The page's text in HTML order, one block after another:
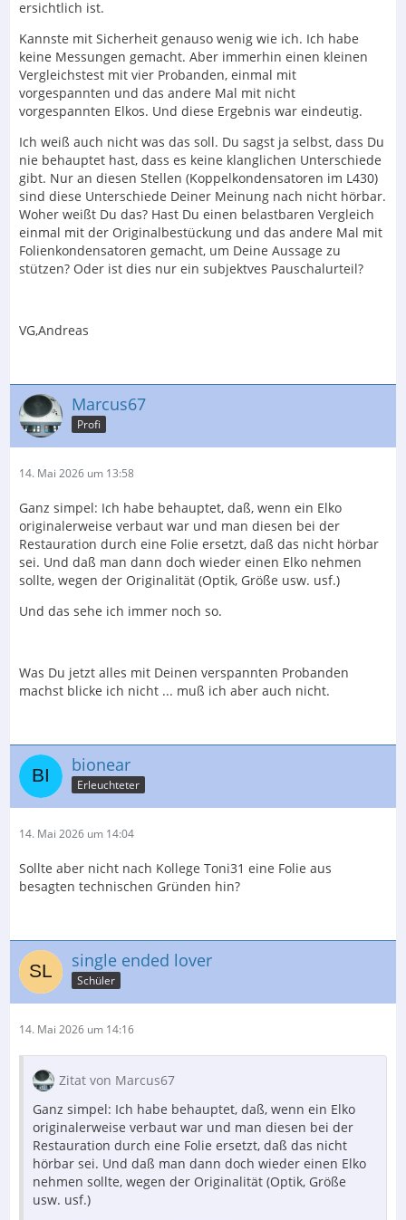
ersichtlich ist.
Kannste mit Sicherheit genauso wenig wie ich. Ich habe
keine Messungen gemacht. Aber immerhin einen kleinen
Vergleichstest mit vier Probanden, einmal mit
vorgespannten und das andere Mal mit nicht
vorgespannten Elkos. Und diese Ergebnis war eindeutig.
Ich weiß auch nicht was das soll. Du sagst ja selbst, dass Du
nie behauptet hast, dass es keine klanglichen Unterschiede
gibt. Nur an diesen Stellen (Koppelkondensatoren im L430)
sind diese Unterschiede Deiner Meinung nach nicht hörbar.
Woher weißt Du das? Hast Du einen belastbaren Vergleich
einmal mit der Originalbestückung und das andere Mal mit
Folienkondensatoren gemacht, um Deine Aussage zu
stützen? Oder ist dies nur ein subjektves Pauschalurteil?
VG,Andreas
Marcus67
Profi
14. Mai 2026 um 13:58
Ganz simpel: Ich habe behauptet, daß, wenn ein Elko
originalerweise verbaut war und man diesen bei der
Restauration durch eine Folie ersetzt, daß das nicht hörbar
sei. Und daß man dann doch wieder einen Elko nehmen
sollte, wegen der Originalität (Optik, Größe usw. usf.)
Und das sehe ich immer noch so.
Was Du jetzt alles mit Deinen verspannten Probanden
machst blicke ich nicht ... muß ich aber auch nicht.
bionear
Erleuchteter
14. Mai 2026 um 14:04
Sollte aber nicht nach Kollege Toni31 eine Folie aus
besagten technischen Gründen hin?
single ended lover
Schüler
14. Mai 2026 um 14:16
Zitat von Marcus67
Ganz simpel: Ich habe behauptet, daß, wenn ein Elko
originalerweise verbaut war und man diesen bei der
Restauration durch eine Folie ersetzt, daß das nicht
hörbar sei. Und daß man dann doch wieder einen Elko
nehmen sollte, wegen der Originalität (Optik, Größe
usw. usf.)